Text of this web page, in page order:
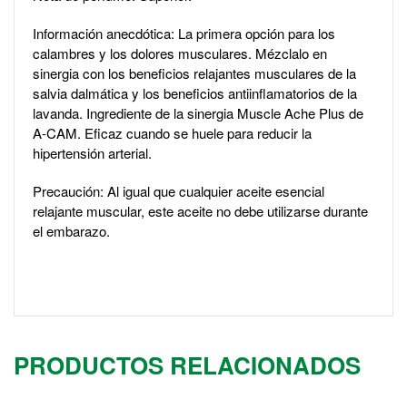
Información anecdótica: La primera opción para los
calambres y los dolores musculares. Mézclalo en
sinergia con los beneficios relajantes musculares de la
salvia dalmática y los beneficios antiinflamatorios de la
lavanda. Ingrediente de la sinergia Muscle Ache Plus de
A-CAM. Eficaz cuando se huele para reducir la
hipertensión arterial.
Precaución: Al igual que cualquier aceite esencial
relajante muscular, este aceite no debe utilizarse durante
el embarazo.
PRODUCTOS RELACIONADOS